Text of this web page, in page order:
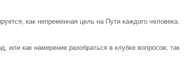
как непременная цель на Пути каждого человека.
как намерение разобраться в клубке вопросов, так